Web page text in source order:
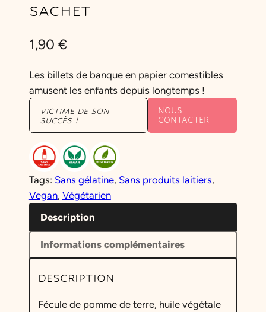
SACHET
1,90 €
Les billets de banque en papier comestibles
amusent les enfants depuis longtemps !
VICTIME DE SON
SUCCÈS !
NOUS
CONTACTER
Tags: Sans gélatine, Sans produits laitiers
Vegan, Végétarien
Description
Informations complémentaires
DESCRIPTION
Fécule de pomme de terre, huile végétale